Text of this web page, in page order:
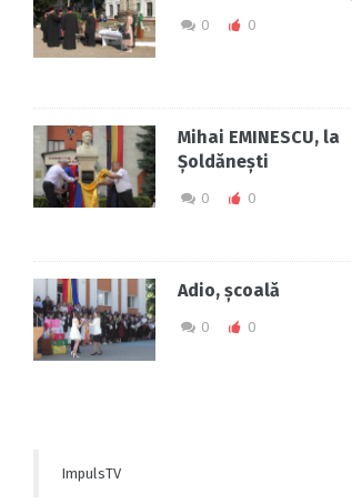
0 0
Mihai EMINESCU, la
Șoldănești
0 0
Adio, școală
0 0
ImpulsTV